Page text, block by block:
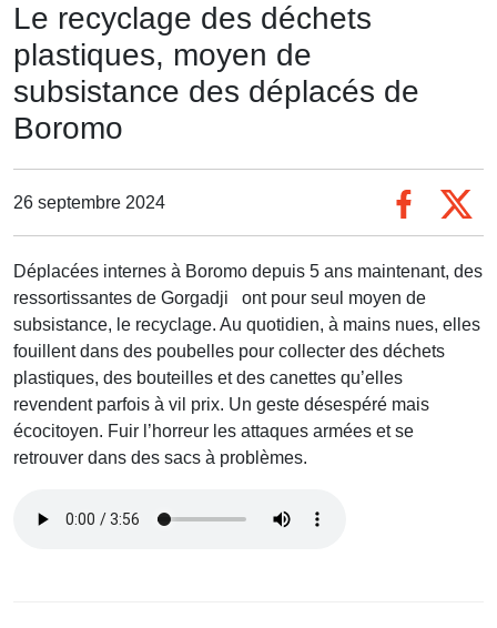
Le recyclage des déchets
plastiques, moyen de
subsistance des déplacés de
Boromo
26 septembre 2024
Déplacées internes à Boromo depuis 5 ans maintenant, des
ressortissantes de Gorgadji ont pour seul moyen de
subsistance, le recyclage. Au quotidien, à mains nues, elles
fouillent dans des poubelles pour collecter des déchets
plastiques, des bouteilles et des canettes qu’elles
revendent parfois à vil prix. Un geste désespéré mais
écocitoyen. Fuir l’horreur les attaques armées et se
retrouver dans des sacs à problèmes.